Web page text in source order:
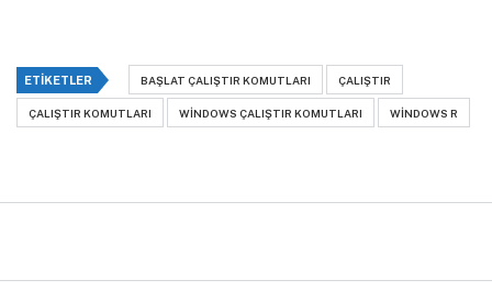
ETIKETLER BAŞLAT ÇALIŞTIR KOMUTLARI ÇALIŞTIR
ÇALIŞTIR KOMUTLARI WINDOWS ÇALIŞTIR KOMUTLARI WINDOWS R